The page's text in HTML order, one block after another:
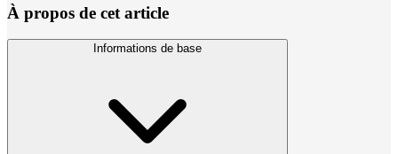
À propos de cet article
Informations de base